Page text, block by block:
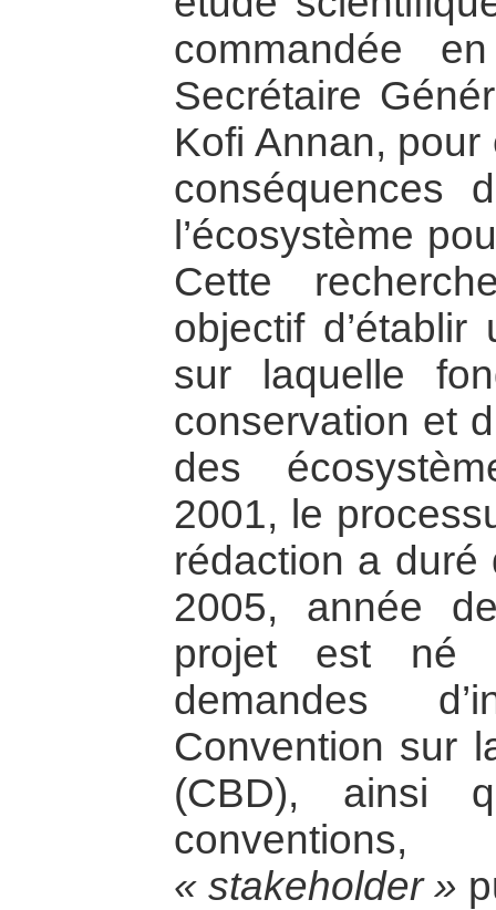
commandée
Secrétaire
Kofi Annan, pour
conséquences
l’écosystème
Cette
objectif
sur laquelle
conservation et
des
2001, le
rédaction a duré
2005, année
projet est né
demandes
Convention sur
(CBD), ainsi
« stakeholder »